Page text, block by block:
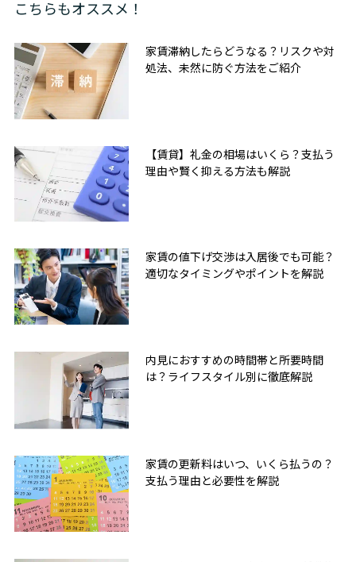
こちらもオススメ！
家賃滞納したらどうなる？リスクや対
処法、未然に防ぐ方法をご紹介
【賃貸】礼金の相場はいくら？支払う
理由や賢く抑える方法も解説
家賃の値下げ交渉は入居後でも可能？
適切なタイミングやポイントを解説
内見におすすめの時間帯と所要時間
は？ライフスタイル別に徹底解説
家賃の更新料はいつ、いくら払うの？
支払う理由と必要性を解説